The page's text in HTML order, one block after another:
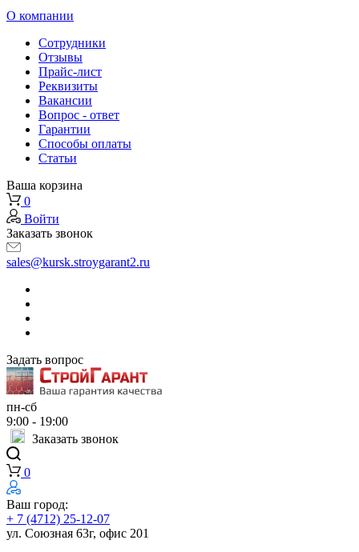
О компании
Сотрудники
Отзывы
Прайс-лист
Реквизиты
Вакансии
Вопрос - ответ
Гарантии
Способы оплаты
Статьи
Ваша корзина
0
Войти
Заказать звонок
sales@kursk.stroygarant2.ru
Задать вопрос
пн-сб
9:00 - 19:00
Заказать звонок
0
Ваш город:
+ 7 (4712) 25-12-07
ул. Союзная 63г, офис 201